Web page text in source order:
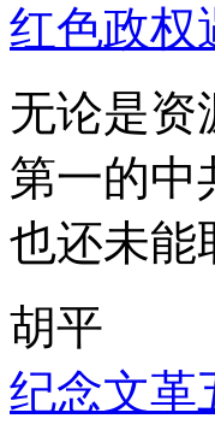
红色政权
无论是资
第一的中
也还未能
胡平
纪念文革